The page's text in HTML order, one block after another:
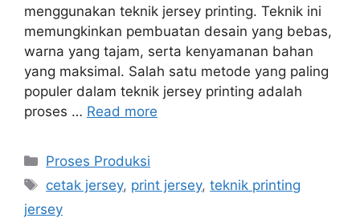
menggunakan teknik jersey printing. Teknik ini
memungkinkan pembuatan desain yang bebas,
warna yang tajam, serta kenyamanan bahan
yang maksimal. Salah satu metode yang paling
populer dalam teknik jersey printing adalah
proses … Read more
Categories
Proses Produksi
Tags
cetak jersey, print jersey,teknik printing
jersey